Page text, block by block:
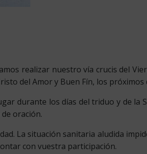
realizar nuestro vía crucis del
del Amor y Buen Fín, los próximos
durante los días del triduo y de la
oración.
La situación sanitaria aludida
con vuestra participación.